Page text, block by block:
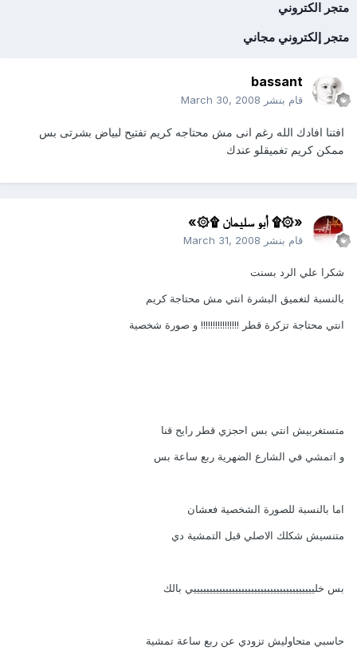
متجر الكتروني
متجر إلكتروني مجاني
bassant
قام بنشر March 30, 2008
افتنا افادك الله رغم انى مش محتاجه كريم تفتيح لبياض بشرتى بس
ممكن كريم تغميقلو عندك
«۞۩ أبو سليمان ۩۞»
قام بنشر March 31, 2008
شكرا علي الرد بسنت
بالنسبة لتغميق البشرة انتي مش محتاجة كريم
انتي محتاجة تزكرة قطر !!!!!!!!!!!!!!!! و صورة شخصية
متستغربيش انتي بس احجزي قطر رايح قنا
و اتمشي في الشارع الضهرية ربع ساعة بس
اما بالنسبة للصورة الشخصية فعشان
متنسيش شكلك الاصلي قبل التمشية دي
بس خلييييييييييييييييييييييييييييييييييييييي بالك
حاسبي متحاوليش تزودي عن ربع ساعة تمشية